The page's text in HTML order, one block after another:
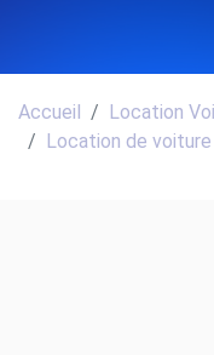
Accueil
Location
Location de voiture